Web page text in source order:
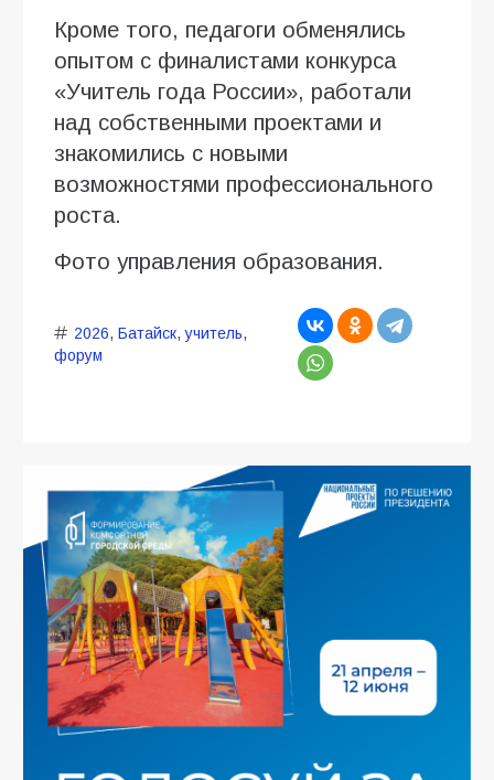
Кроме того, педагоги обменялись
опытом с финалистами конкурса
«Учитель года России», работали
над собственными проектами и
знакомились с новыми
возможностями профессионального
роста.
Фото управления образования.
2026, Батайск,учитель,
форум